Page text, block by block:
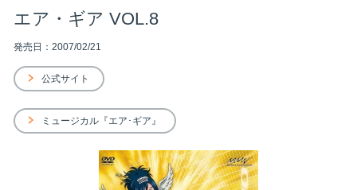
エア・ギア VOL.8
発売日：2007/02/21
公式サイト
ミュージカル『エア･ギア』